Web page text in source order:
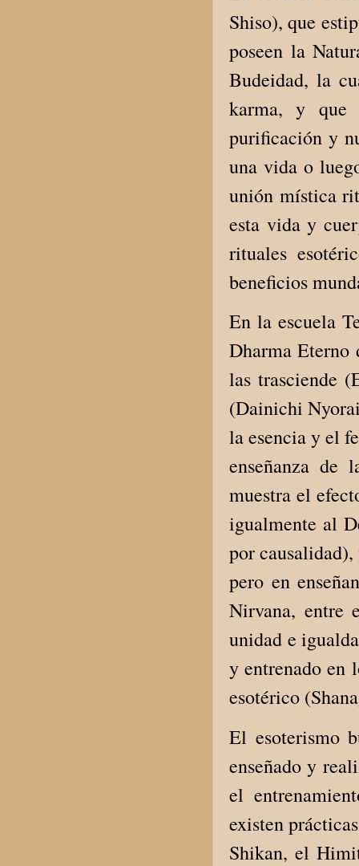
Shiso), que
poseen la
Budeidad, la
karma, y que
purificación y
una vida o
unión mística
esta vida y
rituales
beneficios
En la escuela
Dharma Eterno
las trasciende
(Dainichi
la esencia y el
enseñanza de
muestra el
igualmente al
por
pero en
Nirvana, entre
unidad e
y entrenado en
esotérico
El esoterismo
enseñado y
el
existen
Shikan, el